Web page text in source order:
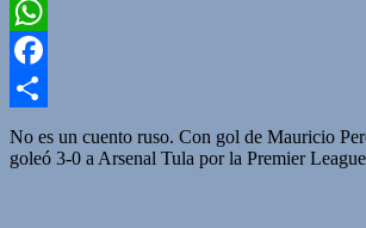
Twitter
WhatsApp
Facebook
Compartir
No es un cuento ruso. Con gol de Mauricio
goleó 3-0 a Arsenal Tula por la Premier